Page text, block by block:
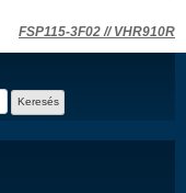
FSP115-3F02 // VHR910R